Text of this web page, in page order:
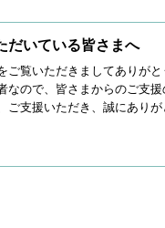
だいている皆さまへ
ご覧いただきましてありがと
なので、皆さまからのご支
ご支援いただき、誠にあり